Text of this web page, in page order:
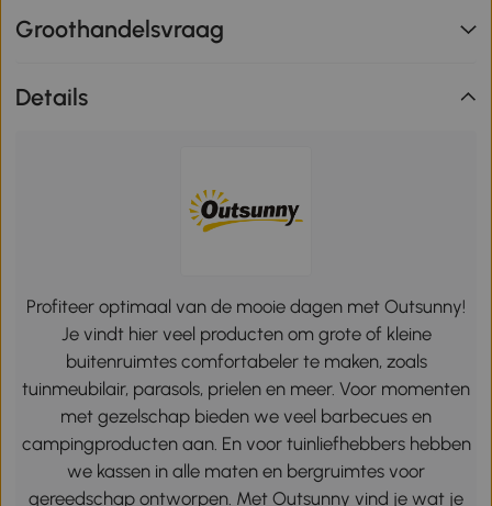
Groothandelsvraag
Details
Profiteer optimaal van de mooie dagen met Outsunny!
Je vindt hier veel producten om grote of kleine
buitenruimtes comfortabeler te maken, zoals
tuinmeubilair, parasols, prielen en meer. Voor momenten
met gezelschap bieden we veel barbecues en
campingproducten aan. En voor tuinliefhebbers hebben
we kassen in alle maten en bergruimtes voor
gereedschap ontworpen. Met Outsunny vind je wat je